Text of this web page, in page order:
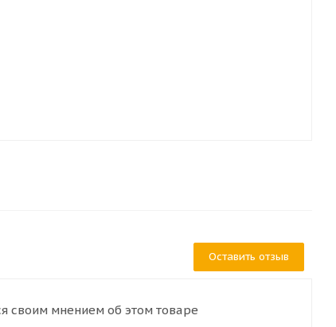
Оставить отзыв
своим мнением об этом товаре